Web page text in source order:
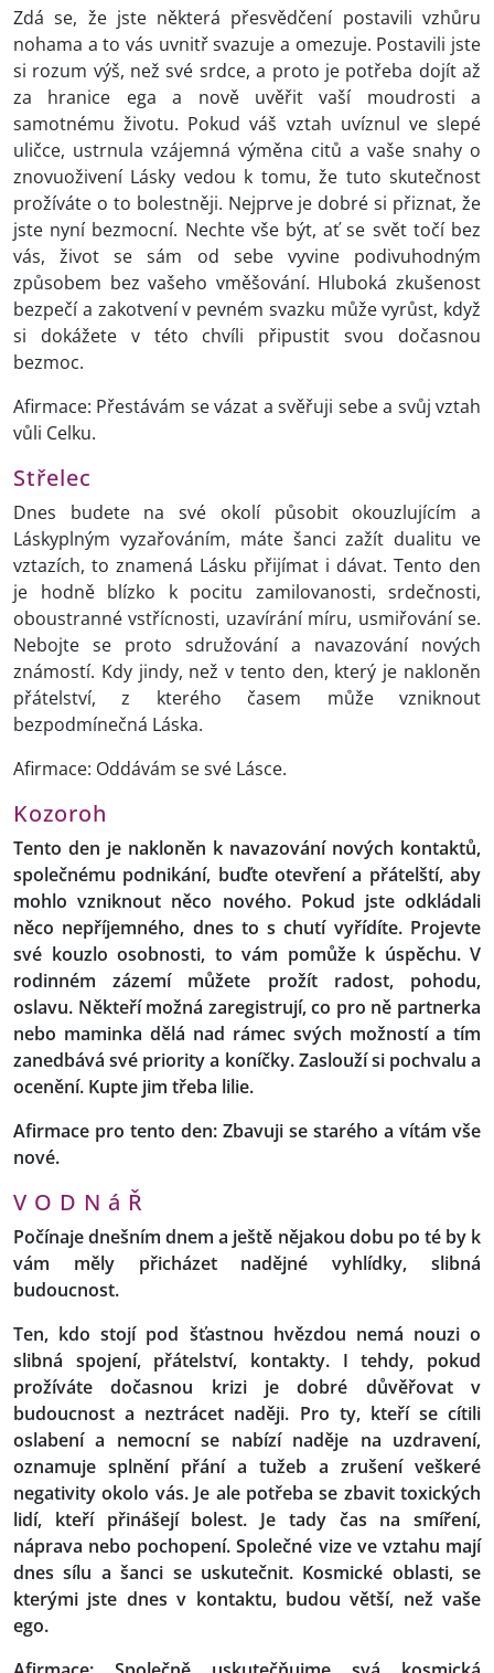
Zdá se, že jste některá přesvědčení postavili vzhůru
nohama a to vás uvnitř svazuje a omezuje. Postavili jste
si rozum výš, než své srdce, a proto je potřeba dojít až
za hranice ega a nově uvěřit vaší moudrosti a
samotnému životu. Pokud váš vztah uvíznul ve slepé
uličce, ustrnula vzájemná výměna citů a vaše snahy o
znovuoživení Lásky vedou k tomu, že tuto skutečnost
prožíváte o to bolestněji. Nejprve je dobré si přiznat, že
jste nyní bezmocní. Nechte vše být, ať se svět točí bez
vás, život se sám od sebe vyvine podivuhodným
způsobem bez vašeho vměšování. Hluboká zkušenost
bezpečí a zakotvení v pevném svazku může vyrůst, když
si dokážete v této chvíli připustit svou dočasnou
bezmoc.
Afirmace: Přestávám se vázat a svěřuji sebe a svůj vztah
vůli Celku.
Střelec
Dnes budete na své okolí působit okouzlujícím a
Láskyplným vyzařováním, máte šanci zažít dualitu ve
vztazích, to znamená Lásku přijímat i dávat. Tento den
je hodně blízko k pocitu zamilovanosti, srdečnosti,
oboustranné vstřícnosti, uzavírání míru, usmiřování se.
Nebojte se proto sdružování a navazování nových
známostí. Kdy jindy, než v tento den, který je nakloněn
přátelství, z kterého časem může vzniknout
bezpodmínečná Láska.
Afirmace: Oddávám se své Lásce.
Kozoroh
Tento den je nakloněn k navazování nových kontaktů,
společnému podnikání, buďte otevření a přátelští, aby
mohlo vzniknout něco nového. Pokud jste odkládali
něco nepříjemného, dnes to s chutí vyřídíte. Projevte
své kouzlo osobnosti, to vám pomůže k úspěchu. V
rodinném zázemí můžete prožít radost, pohodu,
oslavu. Někteří možná zaregistrují, co pro ně partnerka
nebo maminka dělá nad rámec svých možností a tím
zanedbává své priority a koníčky. Zaslouží si pochvalu a
ocenění. Kupte jim třeba lilie.
Afirmace pro tento den: Zbavuji se starého a vítám vše
nové.
V O D N á Ř
Počínaje dnešním dnem a ještě nějakou dobu po té by k
vám měly přicházet nadějné vyhlídky, slibná
budoucnost.
Ten, kdo stojí pod šťastnou hvězdou nemá nouzi o
slibná spojení, přátelství, kontakty. I tehdy, pokud
prožíváte dočasnou krizi je dobré důvěřovat v
budoucnost a neztrácet naději. Pro ty, kteří se cítili
oslabení a nemocní se nabízí naděje na uzdravení,
oznamuje splnění přání a tužeb a zrušení veškeré
negativity okolo vás. Je ale potřeba se zbavit toxických
lidí, kteří přinášejí bolest. Je tady čas na smíření,
náprava nebo pochopení. Společné vize ve vztahu mají
dnes sílu a šanci se uskutečnit. Kosmické oblasti, se
kterými jste dnes v kontaktu, budou větší, než vaše
ego.